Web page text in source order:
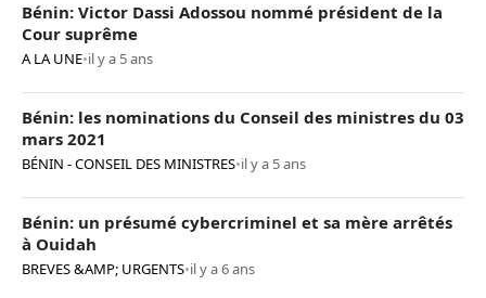
Bénin: Victor Dassi Adossou nommé président de la
Cour suprême
A LA UNE•il y a 5 ans
Bénin: les nominations du Conseil des ministres du 03
mars 2021
BÉNIN - CONSEIL DES MINISTRES•il y a 5 ans
Bénin: un présumé cybercriminel et sa mère arrêtés
à Ouidah
BREVES &AMP; URGENTS•il y a 6 ans